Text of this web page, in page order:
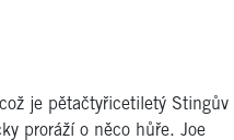
je pětačtyřicetiletý Stingův
proráží o něco hůře. Joe